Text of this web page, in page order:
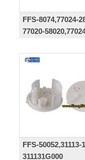
FFS-8074,77024-
77020-
FFS-50052,31113-
311131G000